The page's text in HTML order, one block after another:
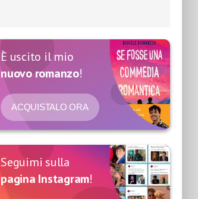
È uscito il mio
nuovo romanzo!
ACQUISTALO ORA
Seguimi sulla
pagina Instagram!